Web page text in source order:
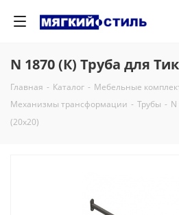
N 1870 (К) Труба для
Главная - Каталог - Мебельные
Механизмы трансформации - Трубы -
(20х20)